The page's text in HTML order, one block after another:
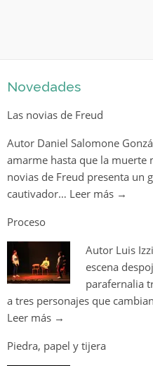
Novedades
Las novias de Freud
Autor Daniel Salomone
amarme hasta que la muerte
novias de Freud presenta un
cautivador… Leer más →
Proceso
Autor Luis
escena
parafernalia
a tres personajes que
Leer más →
Piedra, papel y tijera